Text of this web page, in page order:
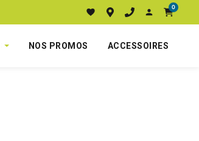
0
NOS PROMOS ACCESSOIRES